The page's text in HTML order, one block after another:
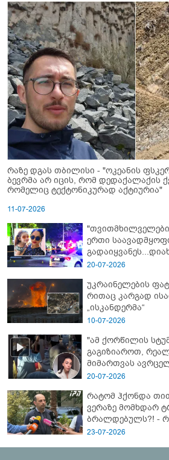
რაზე დგას თბილისი - "ოკეანის
ბევრმა არ იცის, რომ დედაქალაქის
რომელიც ტექტონიკურად აქტიურია"
11-07-2026
ერთი
- გორში
20-07-2026
უკრაინელების
რითაც კარგად
„ისკანდერმა“
10-07-2026
"ამ ქორწილის
გაგიზიაროთ,
მიმართვას
20-07-2026
რატომ ჰქონდა
ვერაზე მომხდარ
ბრალდებულს?! -
23-07-2026